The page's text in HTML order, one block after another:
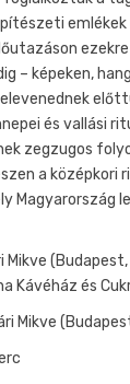
emlékek
ezekre
– képeken,
és vallási
zegzugos
a középkori
Magyarország
Mikve
Kávéház és
Mikve